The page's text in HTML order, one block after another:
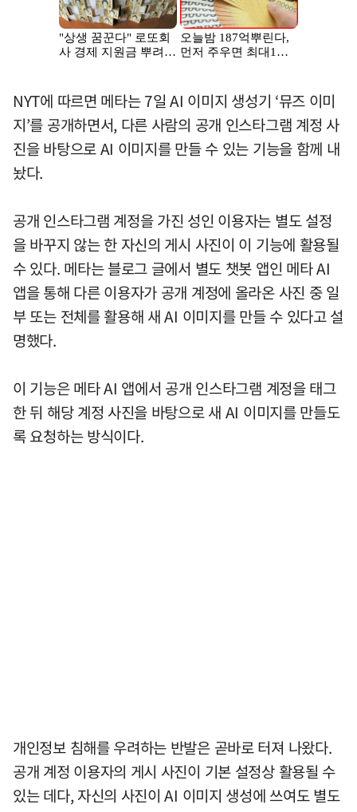
NYT에 따르면 메타는 7일 AI 이미지 생성기 ‘뮤즈 이미
지’를 공개하면서, 다른 사람의 공개 인스타그램 계정 사
진을 바탕으로 AI 이미지를 만들 수 있는 기능을 함께 내
놨다.
공개 인스타그램 계정을 가진 성인 이용자는 별도 설정
을 바꾸지 않는 한 자신의 게시 사진이 이 기능에 활용될
수 있다. 메타는 블로그 글에서 별도 챗봇 앱인 메타 AI
앱을 통해 다른 이용자가 공개 계정에 올라온 사진 중 일
부 또는 전체를 활용해 새 AI 이미지를 만들 수 있다고 설
명했다.
이 기능은 메타 AI 앱에서 공개 인스타그램 계정을 태그
한 뒤 해당 계정 사진을 바탕으로 새 AI 이미지를 만들도
록 요청하는 방식이다.
개인정보 침해를 우려하는 반발은 곧바로 터져 나왔다.
공개 계정 이용자의 게시 사진이 기본 설정상 활용될 수
있는 데다, 자신의 사진이 AI 이미지 생성에 쓰여도 별도